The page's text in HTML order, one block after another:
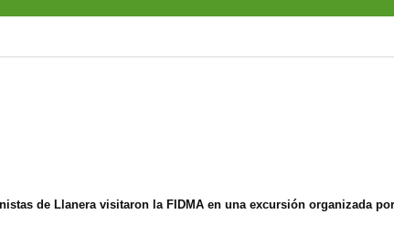
de Llanera visitaron la FIDMA en una excursión organizada